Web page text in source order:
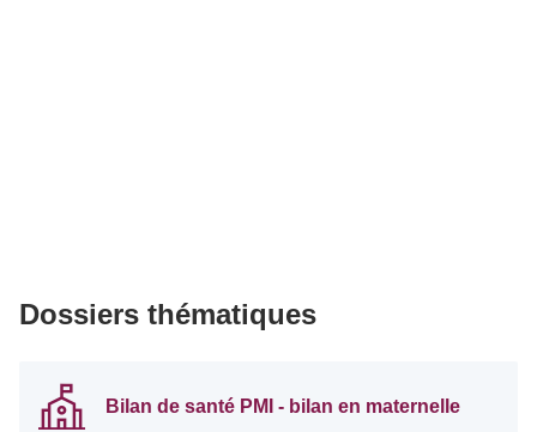
Dossiers thématiques
Bilan de santé PMI - bilan en maternelle